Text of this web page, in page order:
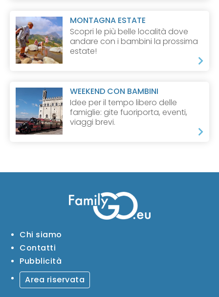
MONTAGNA ESTATE
Scopri le più belle località dove
andare con i bambini la prossima
estate!
WEEKEND CON BAMBINI
Idee per il tempo libero delle
famiglie: gite fuoriporta, eventi,
viaggi brevi.
Chi siamo
Contatti
Pubblicità
Area riservata